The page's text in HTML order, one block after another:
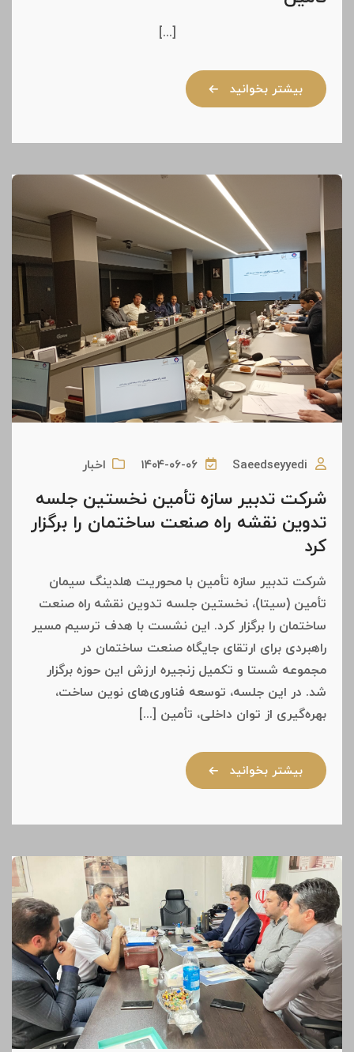
[...]
بیشتر بخوانید
Saeedseyyedi ۱۴۰۴-۰۶-۰۶ اخبار
شرکت تدبیر سازه تأمین نخستین جلسه
تدوین نقشه راه صنعت ساختمان را برگزار
کرد
شرکت تدبیر سازه تأمین با محوریت هلدینگ سیمان
تأمین (سیتا)، نخستین جلسه تدوین نقشه راه صنعت
ساختمان را برگزار کرد. این نشست با هدف ترسیم مسیر
راهبردی برای ارتقای جایگاه صنعت ساختمان در
مجموعه شستا و تکمیل زنجیره ارزش این حوزه برگزار
شد. در این جلسه، توسعه فناوری‌های نوین ساخت،
بهره‌گیری از توان داخلی، تأمین [...]
بیشتر بخوانید